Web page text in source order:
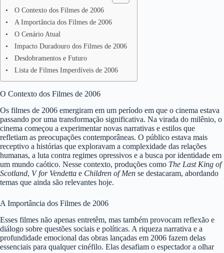
O Contexto dos Filmes de 2006
A Importância dos Filmes de 2006
O Cenário Atual
Impacto Duradouro dos Filmes de 2006
Desdobramentos e Futuro
Lista de Filmes Imperdíveis de 2006
O Contexto dos Filmes de 2006
Os filmes de 2006 emergiram em um período em que o cinema estava
passando por uma transformação significativa. Na virada do milênio, o
cinema começou a experimentar novas narrativas e estilos que
refletiam as preocupações contemporâneas. O público estava mais
receptivo a histórias que exploravam a complexidade das relações
humanas, a luta contra regimes opressivos e a busca por identidade em
um mundo caótico. Nesse contexto, produções como The Last King of
Scotland, V for Vendetta e Children of Men se destacaram, abordando
temas que ainda são relevantes hoje.
A Importância dos Filmes de 2006
Esses filmes não apenas entretêm, mas também provocam reflexão e
diálogo sobre questões sociais e políticas. A riqueza narrativa e a
profundidade emocional das obras lançadas em 2006 fazem delas
essenciais para qualquer cinéfilo. Elas desafiam o espectador a olhar